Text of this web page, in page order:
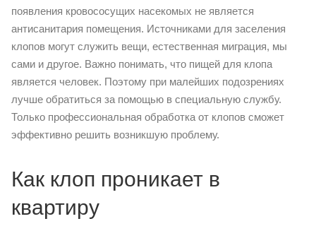
появления кровососущих насекомых не является
антисанитария помещения. Источниками для заселения
клопов могут служить вещи, естественная миграция, мы
сами и другое. Важно понимать, что пищей для клопа
является человек. Поэтому при малейших подозрениях
лучше обратиться за помощью в специальную службу.
Только профессиональная обработка от клопов сможет
эффективно решить возникшую проблему.
Как клоп проникает в
квартиру